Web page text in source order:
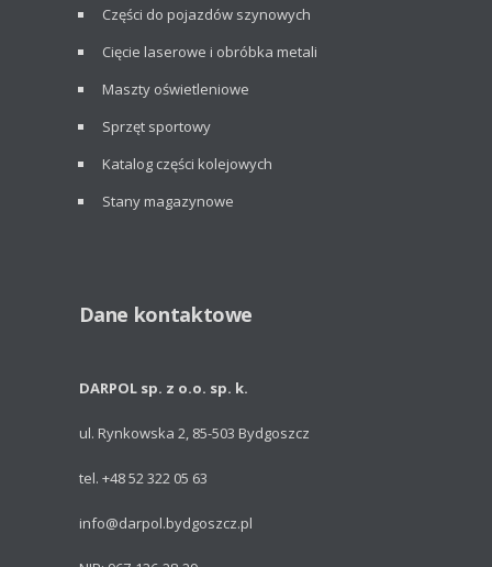
Części do pojazdów szynowych
Cięcie laserowe i obróbka metali
Maszty oświetleniowe
Sprzęt sportowy
Katalog części kolejowych
Stany magazynowe
Dane kontaktowe
DARPOL sp. z o.o. sp. k.
ul. Rynkowska 2, 85-503 Bydgoszcz
tel. +48 52 322 05 63
info@darpol.bydgoszcz.pl